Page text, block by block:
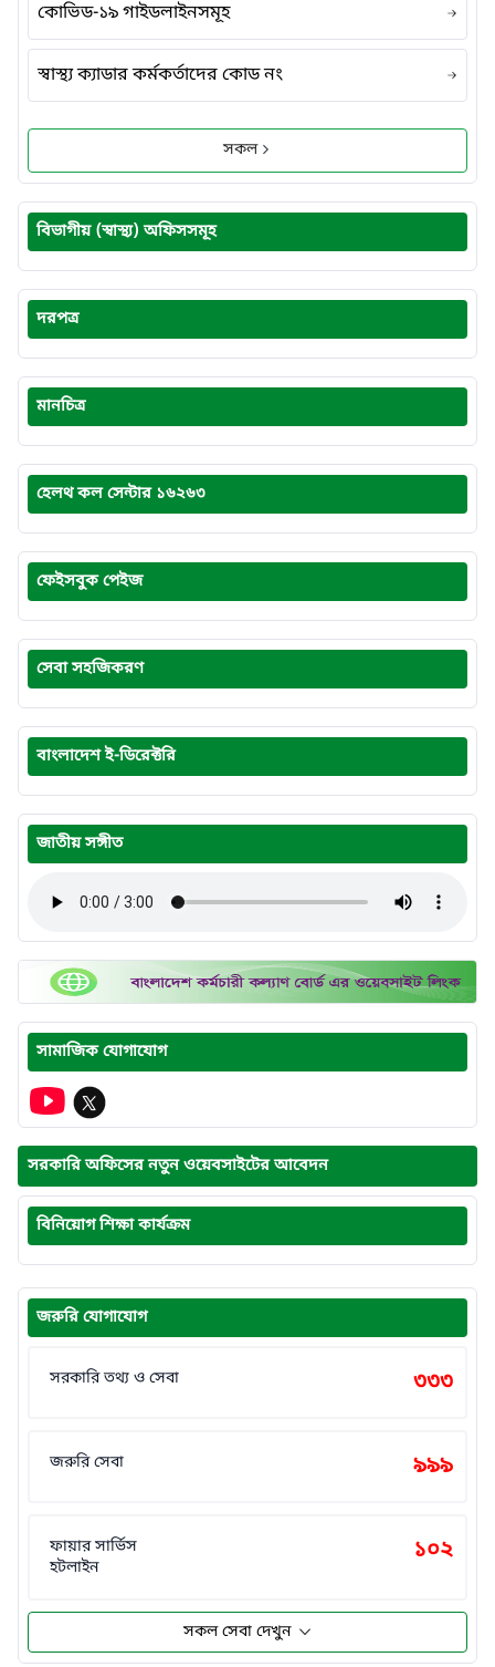
কোভিড-১৯ গাইডলাইনসমূহ
স্বাস্থ্য ক্যাডার কর্মকর্তাদের কোড নং
সকল
বিভাগীয় (স্বাস্থ্য) অফিসসমূহ
দরপত্র
মানচিত্র
হেলথ কল সেন্টার ১৬২৬৩
ফেইসবুক পেইজ
সেবা সহজিকরণ
বাংলাদেশ ই-ডিরেক্টরি
জাতীয় সঙ্গীত
সামাজিক যোগাযোগ
সরকারি অফিসের নতুন ওয়েবসাইটের আবেদন
বিনিয়োগ শিক্ষা কার্যক্রম
জরুরি যোগাযোগ
সরকারি তথ্য ও সেবা ৩৩৩
জরুরি সেবা ৯৯৯
ফায়ার সার্ভিস
হটলাইন
১০২
সকল সেবা দেখুন